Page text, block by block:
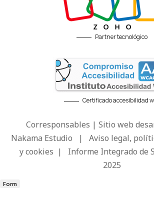
Partner tecnológico
Certificado accesibilidad
Corresponsables | Sitio web
Nakama Estudio | Aviso legal,
y cookies | Informe Integrado de
2025
Form